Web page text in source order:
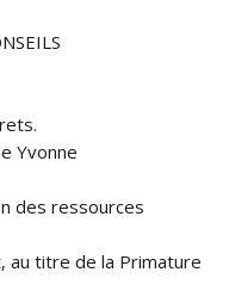
Yvonne
des ressources
au titre de la Primature